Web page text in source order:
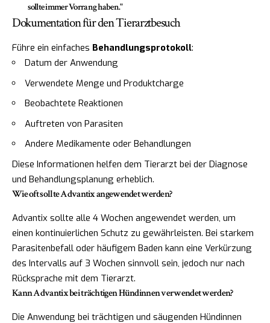
sollte immer Vorrang haben."
Dokumentation für den Tierarztbesuch
Führe ein einfaches Behandlungsprotokoll:
Datum der Anwendung
Verwendete Menge und Produktcharge
Beobachtete Reaktionen
Auftreten von Parasiten
Andere Medikamente oder Behandlungen
Diese Informationen helfen dem Tierarzt bei der Diagnose
und Behandlungsplanung erheblich.
Wie oft sollte Advantix angewendet werden?
Advantix sollte alle 4 Wochen angewendet werden, um
einen kontinuierlichen Schutz zu gewährleisten. Bei starkem
Parasitenbefall oder häufigem Baden kann eine Verkürzung
des Intervalls auf 3 Wochen sinnvoll sein, jedoch nur nach
Rücksprache mit dem Tierarzt.
Kann Advantix bei trächtigen Hündinnen verwendet werden?
Die Anwendung bei trächtigen und säugenden Hündinnen